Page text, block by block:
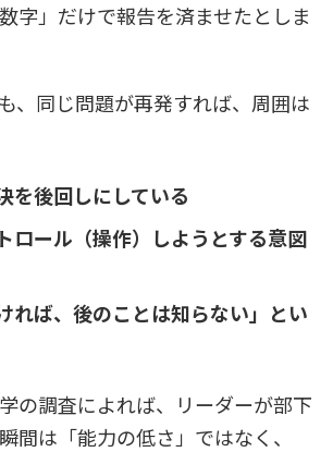
字」だけで報告を済ませたとしま
、同じ問題が再発すれば、周囲は
を後回しにしている
ロール（操作）しようとする意図
れば、後のことは知らない」とい
の調査によれば、リーダーが部下
間は「能力の低さ」ではなく、